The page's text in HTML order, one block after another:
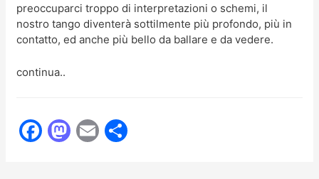
preoccuparci troppo di interpretazioni o schemi, il
nostro tango diventerà sottilmente più profondo, più in
contatto, ed anche più bello da ballare e da vedere.
continua..
F
M E